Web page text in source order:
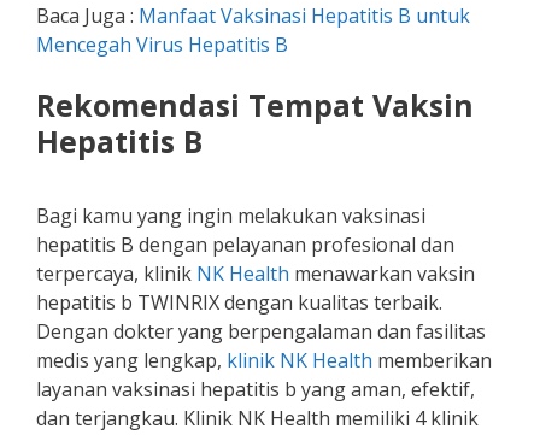
Baca Juga : Manfaat Vaksinasi Hepatitis B untuk
Mencegah Virus Hepatitis B
Rekomendasi Tempat Vaksin
Hepatitis B
Bagi kamu yang ingin melakukan vaksinasi
hepatitis B dengan pelayanan profesional dan
terpercaya, klinik NK Health menawarkan vaksin
hepatitis b TWINRIX dengan kualitas terbaik.
Dengan dokter yang berpengalaman dan fasilitas
medis yang lengkap, klinik NK Health memberikan
layanan vaksinasi hepatitis b yang aman, efektif,
dan terjangkau. Klinik NK Health memiliki 4 klinik